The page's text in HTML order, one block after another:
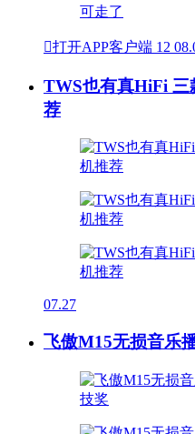
打开APP客户端 12
TWS也有真HiFi 三
荐
07.27
飞傲M15无损音乐